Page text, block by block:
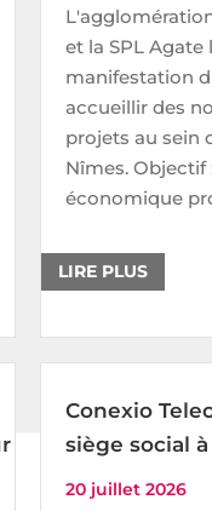
et la SPL
manifestation
accueillir des
projets au sein
Nîmes. Objectif
économique
LIRE PLUS
Conexio
siège social
20 juillet 2026